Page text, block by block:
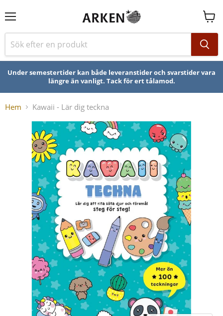
Se
Under semestertider kan både leveranstider och svarstider vara
längre än vanligt. Tack för ert tålamod.
Hem Kawaii - Lär dig teckna